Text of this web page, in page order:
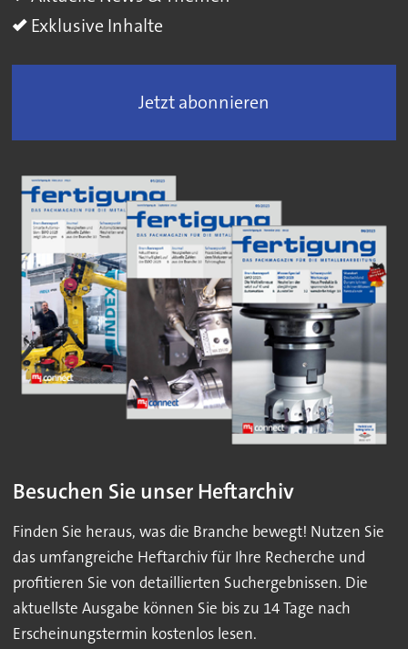
Exklusive Inhalte
Jetzt abonnieren
Besuchen Sie unser Heftarchiv
Finden Sie heraus, was die Branche bewegt! Nutzen Sie
das umfangreiche Heftarchiv für Ihre Recherche und
profitieren Sie von detaillierten Suchergebnissen. Die
aktuellste Ausgabe können Sie bis zu 14 Tage nach
Erscheinungstermin kostenlos lesen.